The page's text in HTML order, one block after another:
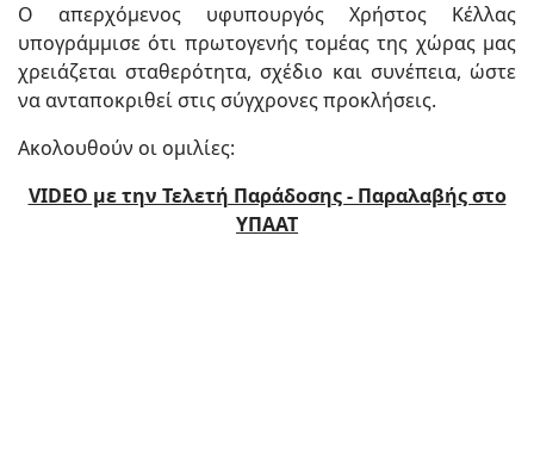
Ο απερχόμενος υφυπουργός Χρήστος Κέλλας
υπογράμμισε ότι πρωτογενής τομέας της χώρας μας
χρειάζεται σταθερότητα, σχέδιο και συνέπεια, ώστε
να ανταποκριθεί στις σύγχρονες προκλήσεις.
Ακολουθούν οι ομιλίες:
VIDEO με την Τελετή Παράδοσης - Παραλαβής στο
ΥΠΑΑΤ